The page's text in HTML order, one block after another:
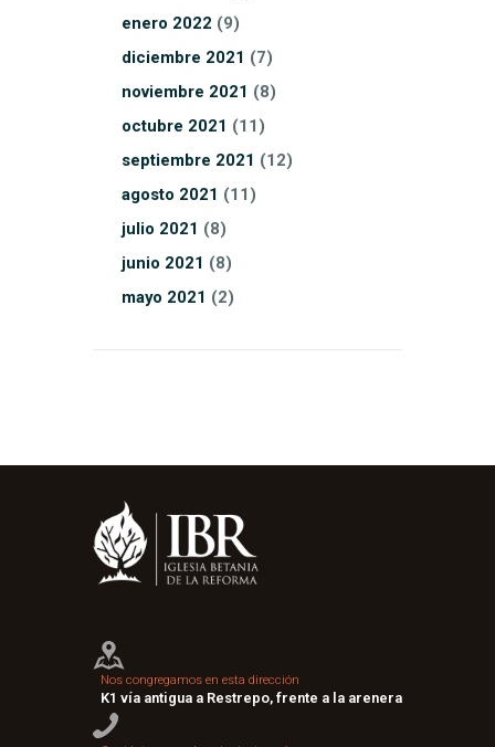
enero 2022 (9)
diciembre 2021 (7)
noviembre 2021 (8)
octubre 2021 (11)
septiembre 2021 (12)
agosto 2021 (11)
julio 2021 (8)
junio 2021 (8)
mayo 2021 (2)
Nos congregamos en esta dirección
K1 vía antigua a Restrepo, frente a la arenera